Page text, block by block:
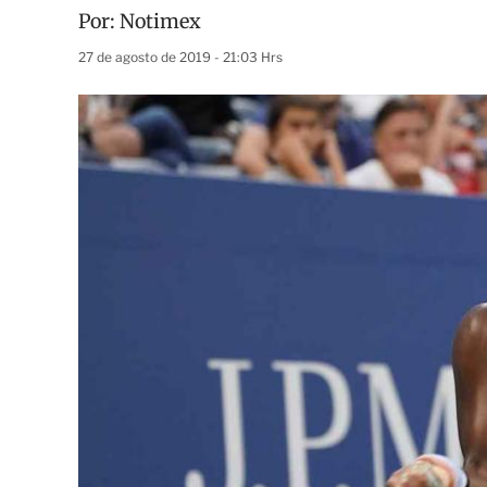
Por: Notimex
27 de agosto de 2019 - 21:03 Hrs